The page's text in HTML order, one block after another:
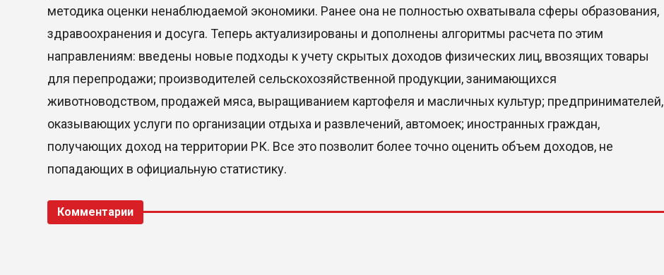
методика оценки ненаблюдаемой экономики. Ранее она не полностью охватывала сферы образования,
здравоохранения и досуга. Теперь актуализированы и дополнены алгоритмы расчета по этим
направлениям: введены новые подходы к учету скрытых доходов физических лиц, ввозящих товары
для перепродажи; производителей сельскохозяйственной продукции, занимающихся
животноводством, продажей мяса, выращиванием картофеля и масличных культур; предпринимателей,
оказывающих услуги по организации отдыха и развлечений, автомоек; иностранных граждан,
получающих доход на территории РК. Все это позволит более точно оценить объем доходов, не
попадающих в официальную статистику.
Комментарии